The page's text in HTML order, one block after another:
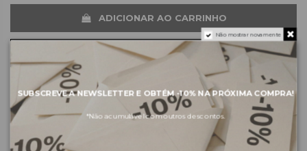
ADICIONAR AO CARRINHO
Sobre a marca
Envios e pagamentos
Não mostrar novamente
SUBSCREVE A NEWSLETTER E OBTÉM -10%NA PRÓXIMA COMPRA!
*Não acumulável com outros descontos.